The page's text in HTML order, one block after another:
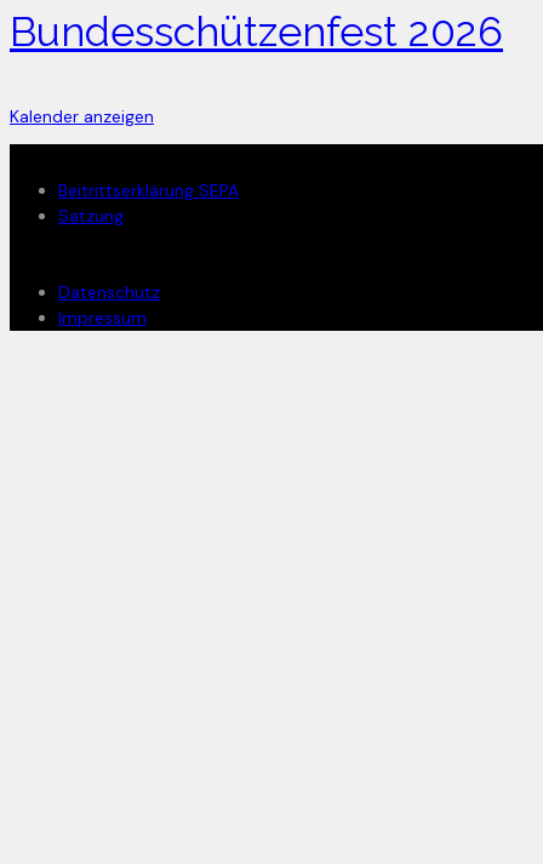
Bundesschützenfest 2026
Kalender anzeigen
Beitrittserklärung SEPA
Satzung
Datenschutz
Impressum